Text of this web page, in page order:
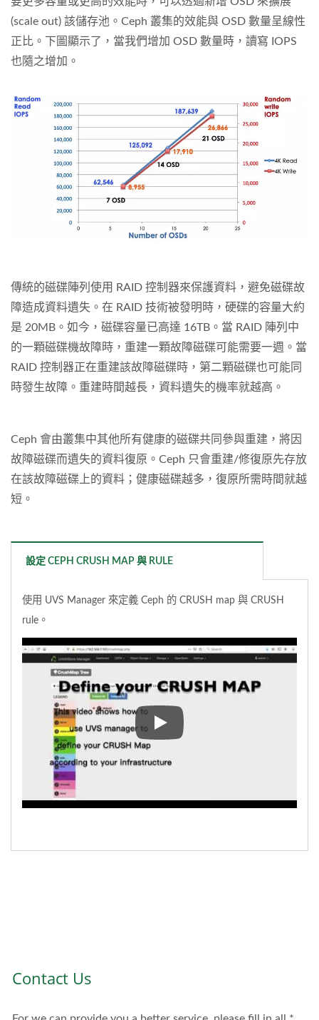
(scale out) 該儲存池。Ceph 叢集的效能與 OSD 數量呈線性
正比。下圖顯示了，當我們增加 OSD 數量時，讀寫 IOPS
也隨之增加。
傳統的磁碟陣列使用 RAID 控制器來保護資料，避免磁碟故
障造成資料遺失。在 RAID 技術被發明時，硬碟的容量大約
是 20MB。如今，磁碟容量已高達 16TB。當 RAID 陣列中
的一顆磁碟機故障時，重建一顆故障磁碟可能需要一週。當
RAID 控制器正在重建該故障磁碟時，第二顆磁碟也可能同
時發生故障。重建時間越長，資料遺失的機率就越高。
Ceph 會由叢集中其他所有健康的磁碟共同參與重建，將因
故障磁碟而遺失的資料復原。Ceph 只會重建/修復原先存放
在該故障磁碟上的資料；健康磁碟越多，復原所需時間就越
短。
設定 CEPH CRUSH MAP 與 RULE
使用 UVS Manager 來定義 Ceph 的 CRUSH map 與 CRUSH
rule。
使用 UVS Manager 來定義